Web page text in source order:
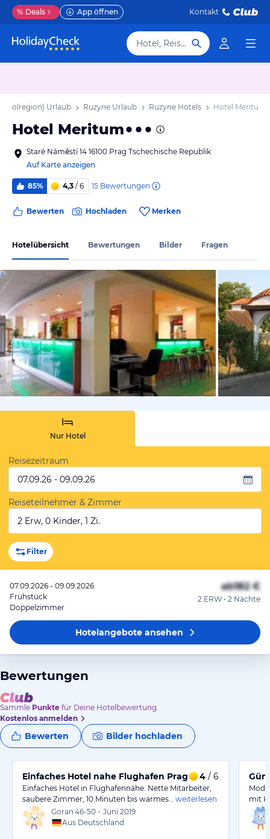
% Deals App öffnen Kontakt
Hotel, Reiseziel
Urlaub Ruzyne Urlaub Ruzyne Hotels Hotel Meritum
Hotel Meritum
Staré Náměstí 14 16100 Prag Tschechische Republik
Auf Karte anzeigen
85% 4,3 / 6 15 Bewertungen
Bewerten Hochladen Merken
Hotelübersicht Bewertungen Bilder Fragen
von
Nur Hotel
Reisezeitraum
07.09.26 - 09.09.26
Reiseteilnehmer & Zimmer
2 Erw, 0 Kinder, 1 Zi.
Filter
07.09.2026 - 09.09.2026
Frühstück
Doppelzimmer
ab182 €
2 ERW • 2 Nächte
Hotelangeboteansehen
Bewertungen
Sammle Punkte für Deine Hotelbewertung.
Kostenlos anmelden
Bewerten Bilder hochladen
Einfaches Hotel nahe Flughafen Prag 4 / 6
Einfaches Hotel in Flughafennähe. Nette Mitarbeiter,
saubere Zimmer, 10 Minuten bis warmes…
weiterlesen
Goran 46-50 • Juni 2019
Aus Deutschland
mit